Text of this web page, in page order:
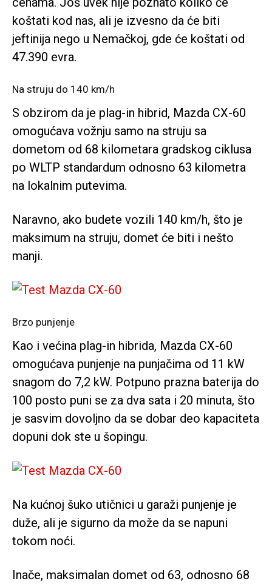
koštati kod nas, ali je izvesno da će biti
jeftinija nego u Nemačkoj, gde će koštati od
47.390 evra.
Na struju do 140 km/h
S obzirom da je plag-in hibrid, Mazda CX-60
omogućava vožnju samo na struju sa
dometom od 68 kilometara gradskog ciklusa
po WLTP standardum odnosno 63 kilometra
na lokalnim putevima.
Naravno, ako budete vozili 140 km/h, što je
maksimum na struju, domet će biti i nešto
manji.
Brzo punjenje
Kao i većina plag-in hibrida, Mazda CX-60
omogućava punjenje na punjačima od 11 kW
snagom do 7,2 kW. Potpuno prazna baterija do
100 posto puni se za dva sata i 20 minuta, što
je sasvim dovoljno da se dobar deo kapaciteta
dopuni dok ste u šopingu.
Na kućnoj šuko utičnici u garaži punjenje je
duže, ali je sigurno da može da se napuni
tokom noći.
Inače, maksimalan domet od 63, odnosno 68